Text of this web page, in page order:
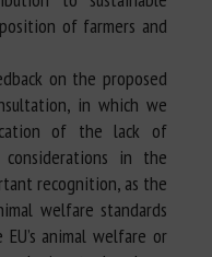
of farmers and
on the proposed
in which we
of the lack of
in the
recognition, as the
welfare standards
animal welfare or